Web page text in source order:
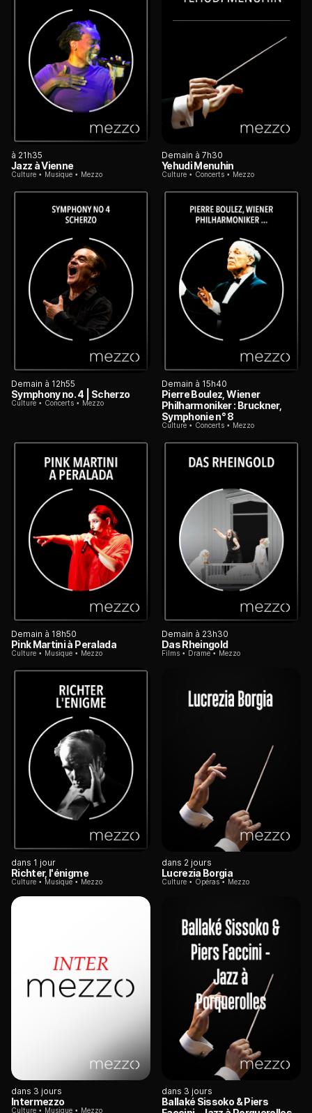
à 21h35
Jazz à Vienne
Culture Musique Mezzo
Demain à 7h30
Yehudi Menuhin
Culture Concerts Mezzo
Demain à 12h55
Symphony no. 4 | Scherzo
Culture Concerts Mezzo
Demain à 15h40
Pierre Boulez, Wiener
Philharmoniker : Bruckner,
Symphonie n° 8
Culture Concerts Mezzo
Demain à 18h50
Pink Martini à Peralada
Culture Musique Mezzo
Demain à 23h30
Das Rheingold
Films Drame Mezzo
dans 1 jour
Richter, l'énigme
Culture Musique Mezzo
dans 2 jours
Lucrezia Borgia
Culture Opéras Mezzo
dans 3 jours
Intermezzo
Culture Musique Mezzo
dans 3 jours
Ballaké Sissoko & Piers